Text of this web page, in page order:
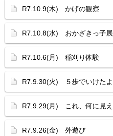
R7.10.9(木) かげの観察
R7.10.8(水) おかざきっ子
R7.10.6(月) 稲刈り体験
R7.9.30(火) ５歩でいけたよ
R7.9.29(月) これ、何に見え
R7.9.26(金) 外遊び